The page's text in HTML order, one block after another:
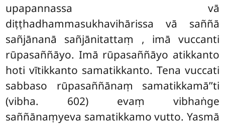
upapannassa vā
diṭṭhadhammasukhavihārissa vā saññā
sañjānanā sañjānitattaṃ , imā vuccanti
rūpasaññāyo. Imā rūpasaññāyo atikkanto
hoti vītikkanto samatikkanto. Tena vuccati
sabbaso rūpasaññānaṃ samatikkamā’’ti
(vibha. 602) evaṃ vibhaṅge
saññānaṃyeva samatikkamo vutto. Yasmā